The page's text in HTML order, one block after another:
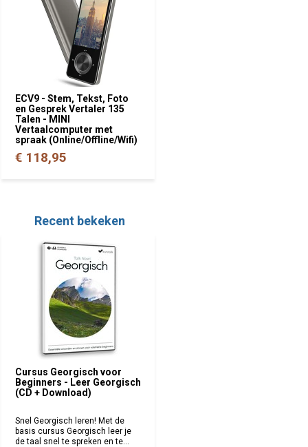
ECV9 - Stem, Tekst, Foto
en Gesprek Vertaler 135
Talen - MINI
Vertaalcomputer met
spraak (Online/Offline/Wifi)
€ 118,95
Recent bekeken
Cursus Georgisch voor
Beginners - Leer Georgisch
(CD + Download)
Snel Georgisch leren! Met de
basis cursus Georgisch leer je
de taal snel te spreken en te...